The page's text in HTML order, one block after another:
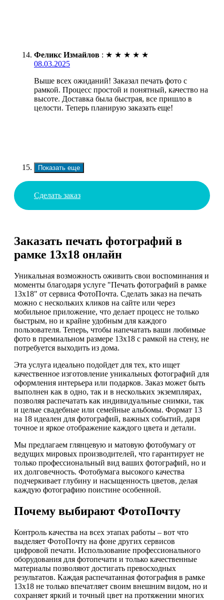
Феликс Измайлов : ★ ★ ★ ★ ★
08.03.2025
Выше всех ожиданий! Заказал печать фото с
рамкой. Процесс простой и понятный, качество на
высоте. Доставка была быстрая, все пришло в
целости. Теперь планирую заказать еще!
Показать еще
Сделать заказ
Заказать печать фотографий в
рамке 13х18 онлайн
Уникальная возможность оживить свои воспоминания и
моменты благодаря услуге "Печать фотографий в рамке
13х18" от сервиса ФотоПочта. Сделать заказ на печать
можно с нескольких кликов на сайте или через
мобильное приложение, что делает процесс не только
быстрым, но и крайне удобным для каждого
пользователя. Теперь, чтобы напечатать ваши любимые
фото в премиальном размере 13х18 с рамкой на стену, не
потребуется выходить из дома.
Эта услуга идеально подойдет для тех, кто ищет
качественное изготовление уникальных фотографий для
оформления интерьера или подарков. Заказ может быть
выполнен как в одно, так и в нескольких экземплярах,
позволяя распечатать как индивидуальные снимки, так
и целые свадебные или семейные альбомы. Формат 13
на 18 идеален для фотографий, важных событий, даря
точное и яркое отображение каждого цвета и детали.
Мы предлагаем глянцевую и матовую фотобумагу от
ведущих мировых производителей, что гарантирует не
только профессиональный вид ваших фотографий, но и
их долговечность. Фотобумага высокого качества
подчеркивает глубину и насыщенность цветов, делая
каждую фотографию поистине особенной.
Почему выбирают ФотоПочту
Контроль качества на всех этапах работы – вот что
выделяет ФотоПочту на фоне других сервисов
цифровой печати. Использование профессионального
оборудования для фотопечати и только качественные
материалы позволяют достигать превосходных
результатов. Каждая распечатанная фотография в рамке
13х18 не только впечатляет своим внешним видом, но и
сохраняет яркий и точный цвет на протяжении многих